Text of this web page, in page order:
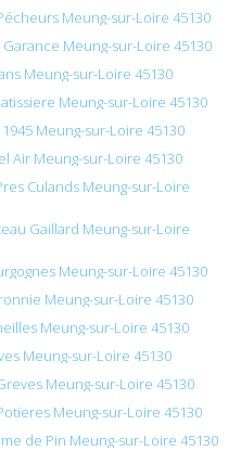
Meung-sur-Loire 45130
Meung-sur-Loire 45130
Meung-sur-Loire 45130
Meung-sur-Loire 45130
Meung-sur-Loire 45130
Air Meung-sur-Loire 45130
Culands Meung-sur-Loire
Gaillard Meung-sur-Loire
Meung-sur-Loire 45130
Meung-sur-Loire 45130
Meung-sur-Loire 45130
Meung-sur-Loire 45130
Meung-sur-Loire 45130
Meung-sur-Loire 45130
de Pin Meung-sur-Loire 45130